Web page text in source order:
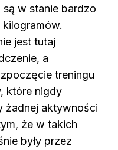
w stanie bardzo
jest tutaj
a
treningu
które nigdy
żadnej aktywności
że w takich
były przez